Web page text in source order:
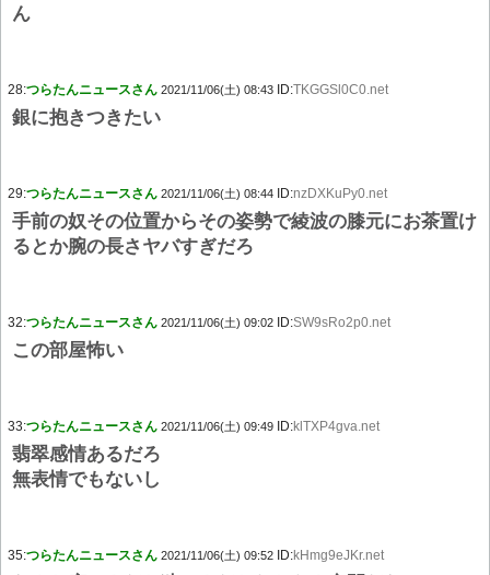
ん
28:つらたんニュースさん 2021/11/06(土) 08:43 ID:TKGGSl0C0.net
銀に抱きつきたい
29:つらたんニュースさん 2021/11/06(土) 08:44 ID:nzDXKuPy0.net
手前の奴その位置からその姿勢で綾波の膝元にお茶置け
るとか腕の長さヤバすぎだろ
32:つらたんニュースさん 2021/11/06(土) 09:02 ID:SW9sRo2p0.net
この部屋怖い
33:つらたんニュースさん 2021/11/06(土) 09:49 ID:klTXP4gva.net
翡翠感情あるだろ
無表情でもないし
35:つらたんニュースさん 2021/11/06(土) 09:52 ID:kHmg9eJKr.net